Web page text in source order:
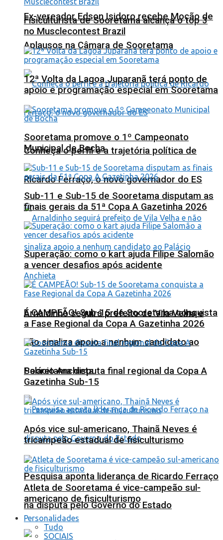
Ex-vereador Edson Isidoro recebe Moção de
Aplausos na Câmara de Sooretama
Conheça o perfil e a trajetória política de
Ricardo Ferraço, o novo governador do ES
Arnaldinho seguirá prefeito de Vila Velha e
não sinaliza apoio a nenhum candidato ao
Palácio Anchieta
Pesquisa aponta liderança de Ricardo Ferraço
na disputa pelo Governo do Estado
Fisiculturista de Sooretama alcança o top 3
no Musclecontest Brazil
12ª Volta da Lagoa Juparanã terá ponto de
apoio e programação especial em Sooretama
Sooretama promove o 1º Campeonato
Municipal de Bocha
Sub-11 e Sub-15 de Sooretama disputam as
finais gerais da 51ª Copa A Gazetinha 2026
Superação: como o kart ajuda Filipe Salomão
a vencer desafios após acidente
É CAMPEÃO! Sub-15 de Sooretama conquista
a Fase Regional da Copa A Gazetinha 2026
Sooretama disputa final regional da Copa A
Gazetinha Sub-15
Após vice sul-americano, Thainã Neves é
tricampeão estadual de fisiculturismo
Atleta de Sooretama é vice-campeão sul-
americano de fisiculturismo
Personalidades
Tudo
SOCIAIS